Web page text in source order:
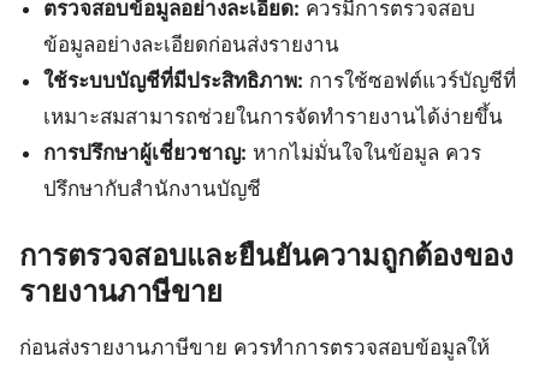
ตรวจสอบข้อมูลอย่างละเอียด: ควรมีการตรวจสอบ
ข้อมูลอย่างละเอียดก่อนส่งรายงาน
ใช้ระบบบัญชีที่มีประสิทธิภาพ: การใช้ซอฟต์แวร์บัญชีที่
เหมาะสมสามารถช่วยในการจัดทำรายงานได้ง่ายขึ้น
การปรึกษาผู้เชี่ยวชาญ: หากไม่มั่นใจในข้อมูล ควร
ปรึกษากับสำนักงานบัญชี
การตรวจสอบและยืนยันความถูกต้องของ
รายงานภาษีขาย
ก่อนส่งรายงานภาษีขาย ควรทำการตรวจสอบข้อมูลให้